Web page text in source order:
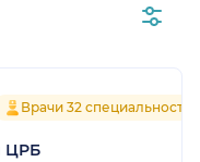
Врачи 32 специальностей
ЦРБ